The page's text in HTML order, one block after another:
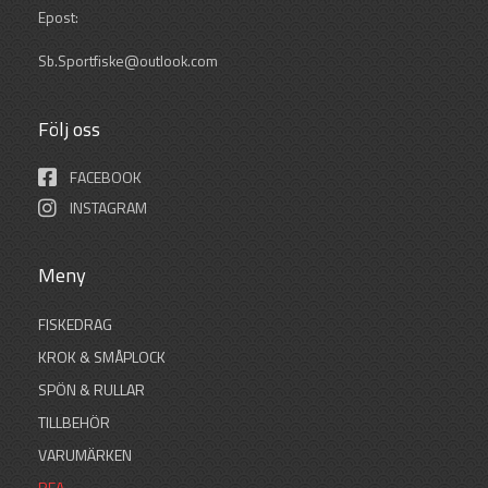
Epost:
Sb.Sportfiske@outlook.com
Följ oss
FACEBOOK
INSTAGRAM
Meny
FISKEDRAG
KROK & SMÅPLOCK
SPÖN & RULLAR
TILLBEHÖR
VARUMÄRKEN